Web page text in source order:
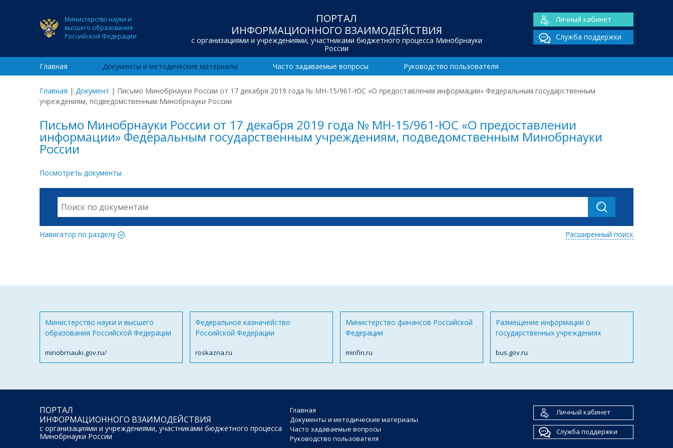
Министерство науки и
высшего образования
Российской Федерации
ПОРТАЛ
ИНФОРМАЦИОННОГО ВЗАИМОДЕЙСТВИЯ
с организациями и учреждениями, участниками бюджетного процесса Минобрнауки
России
Личный кабинет
Служба поддержки
Главная Документы и методические материалы Часто задаваемые вопросы Руководство пользователя
Главная | Документ | Письмо Минобрнауки России от 17 декабря 2019 года № МН-15/961-ЮС «О предоставлении информации» Федеральным государственным
учреждениям, подведомственным Минобрнауки России
Письмо Минобрнауки России от 17 декабря 2019 года № МН-15/961-ЮС «О предоставлении
информации» Федеральным государственным учреждениям, подведомственным Минобрнауки
России
Посмотреть документы
Навигатор по разделу Расширенный поиск
Министерство науки и высшего
образования Российской Федерации
minobrnauki.gov.ru/
Федеральное казначейство
Российской Федерации
roskazna.ru
Министерство финансов Российской
Федерации
minfin.ru
Размещение информации о
государственных учреждениях
bus.gov.ru
ПОРТАЛ
ИНФОРМАЦИОННОГО ВЗАИМОДЕЙСТВИЯ
с организациями и учреждениями, участниками бюджетного процесса
Минобрнауки России
Главная
Документы и методические материалы
Часто задаваемые вопросы
Руководство пользователя
Личный кабинет
Служба поддержки